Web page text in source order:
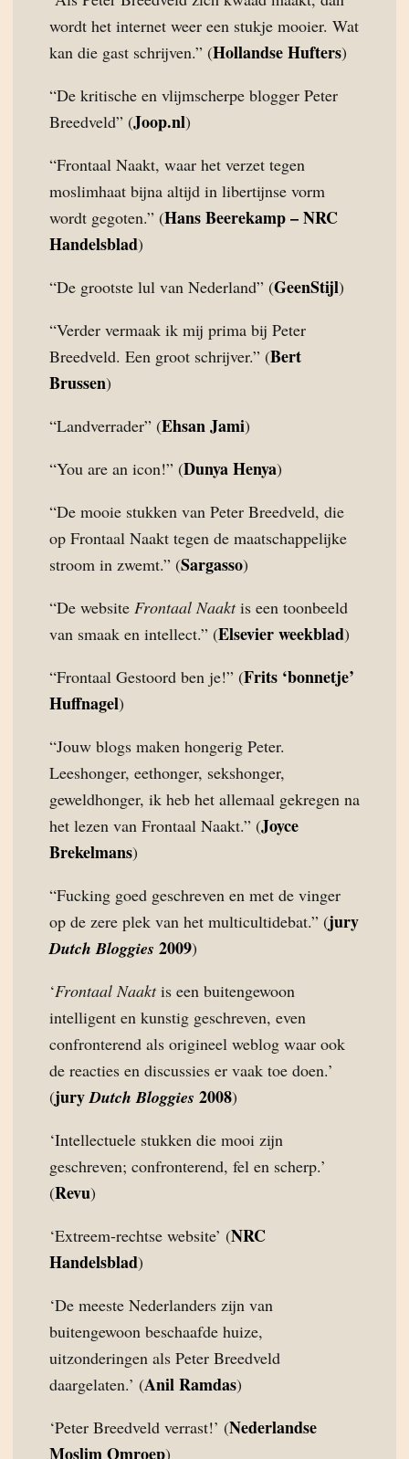
wordt het internet weer een stukje mooier. Wat
kan die gast schrijven.” (Hollandse Hufters)
“De kritische en vlijmscherpe blogger Peter
Breedveld” (Joop.nl)
“Frontaal Naakt, waar het verzet tegen
moslimhaat bijna altijd in libertijnse vorm
wordt gegoten.” (Hans Beerekamp – NRC
Handelsblad)
“De grootste lul van Nederland” (GeenStijl)
“Verder vermaak ik mij prima bij Peter
Breedveld. Een groot schrijver.” (Bert
Brussen)
“Landverrader” (Ehsan Jami)
“You are an icon!” (Dunya Henya)
“De mooie stukken van Peter Breedveld, die
op Frontaal Naakt tegen de maatschappelijke
stroom in zwemt.” (Sargasso)
“De website Frontaal Naaktis een toonbeeld
van smaak en intellect.” (Elsevier weekblad)
“Frontaal Gestoord ben je!” (Frits ‘bonnetje’
Huffnagel)
“Jouw blogs maken hongerig Peter.
Leeshonger, eethonger, sekshonger,
geweldhonger, ik heb het allemaal gekregen na
het lezen van Frontaal Naakt.” (Joyce
Brekelmans)
“Fucking goed geschreven en met de vinger
op de zere plek van het multicultidebat.” (jury
Dutch Bloggies 2009)
‘Frontaal Naaktis een buitengewoon
intelligent en kunstig geschreven, even
confronterend als origineel weblog waar ook
de reacties en discussies er vaak toe doen.’
(juryDutch Bloggies 2008)
‘Intellectuele stukken die mooi zijn
geschreven; confronterend, fel en scherp.’
(Revu)
‘Extreem-rechtse website’ (NRC
Handelsblad)
‘De meeste Nederlanders zijn van
buitengewoon beschaafde huize,
uitzonderingen als Peter Breedveld
daargelaten.’ (Anil Ramdas)
‘Peter Breedveld verrast!’ (Nederlandse
Moslim Omroep)